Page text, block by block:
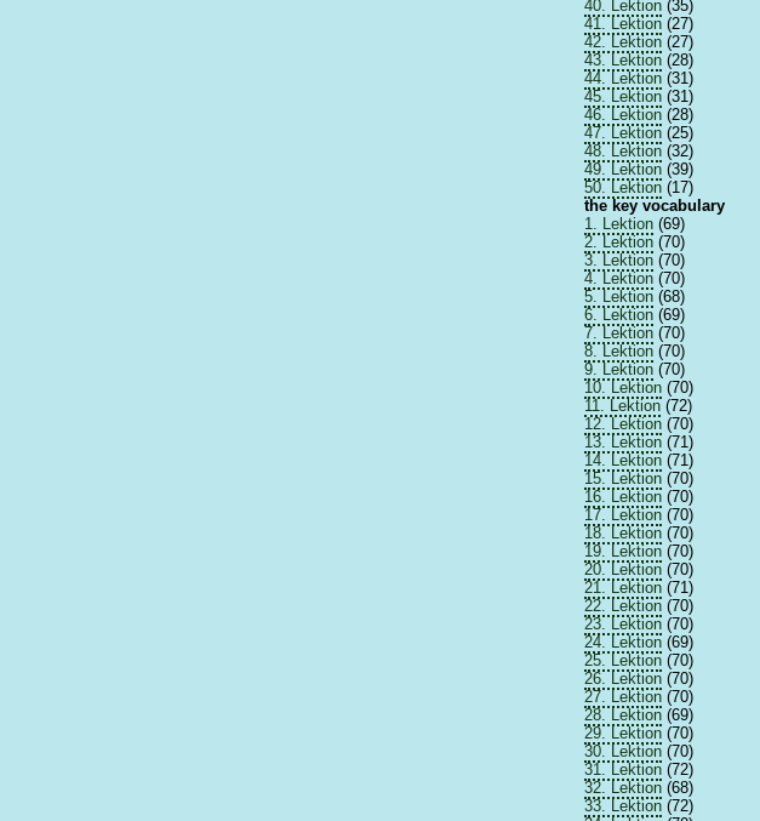
40. Lektion (35)
41. Lektion (27)
42. Lektion (27)
43. Lektion (28)
44. Lektion (31)
45. Lektion (31)
46. Lektion (28)
47. Lektion (25)
48. Lektion (32)
49. Lektion (39)
50. Lektion (17)
the key vocabulary
1. Lektion (69)
2. Lektion (70)
3. Lektion (70)
4. Lektion (70)
5. Lektion (68)
6. Lektion (69)
7. Lektion (70)
8. Lektion (70)
9. Lektion (70)
10. Lektion (70)
11. Lektion (72)
12. Lektion (70)
13. Lektion (71)
14. Lektion (71)
15. Lektion (70)
16. Lektion (70)
17. Lektion (70)
18. Lektion (70)
19. Lektion (70)
20. Lektion (70)
21. Lektion (71)
22. Lektion (70)
23. Lektion (70)
24. Lektion (69)
25. Lektion (70)
26. Lektion (70)
27. Lektion (70)
28. Lektion (69)
29. Lektion (70)
30. Lektion (70)
31. Lektion (72)
32. Lektion (68)
33. Lektion (72)